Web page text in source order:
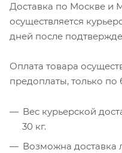
Доставка по Москве и
осуществляется
дней после
Оплата товара
предоплаты, только по
Вес курьерской
30 кг.
Возможна доставка